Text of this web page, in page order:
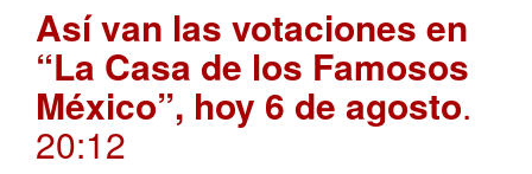
Así van las votaciones en
“La Casa de los Famosos
México”, hoy 6 de agosto.
20:12